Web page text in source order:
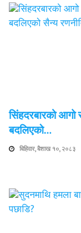
सिंहदरबारको आगो
बदलिएको…
बिहिवार, बैशाख १०, २०८३